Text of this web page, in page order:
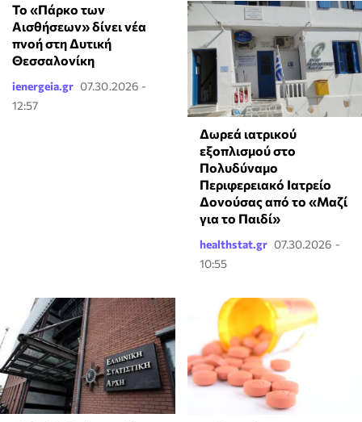
Το «Πάρκο των
Αισθήσεων» δίνει νέα
πνοή στη Δυτική
Θεσσαλονίκη
ienergeia.gr 07.30.2026 -
12:57
Δωρεά ιατρικού
εξοπλισμού στο
Πολυδύναμο
Περιφερειακό Ιατρείο
Δονούσας από το «Μαζί
για το Παιδί»
healthstat.gr 07.30.2026 -
10:55